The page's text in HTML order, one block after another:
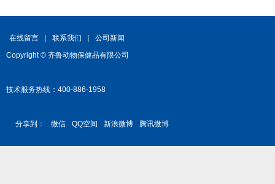
在线留言 联系我们
公司新闻
Copyright © 齐鲁动物保健品有限公司
技术服务热线：400-886-1958
分享到： 微信 QQ空间 新浪微博 腾讯微博